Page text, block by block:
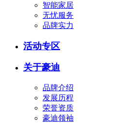
智能家居
无忧服务
品牌实力
活动专区
关于豪迪
品牌介绍
发展历程
荣誉资质
豪迪领袖